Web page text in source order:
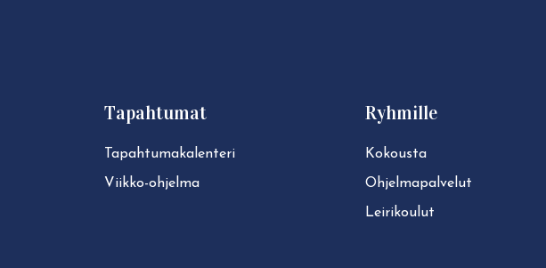
Tapahtumat
Ta­pah­tu­ma­ka­len­te­ri
Viikko-ohjelma
Ryhmille
Kokousta
Ohjelmapalvelut
Leirikoulut